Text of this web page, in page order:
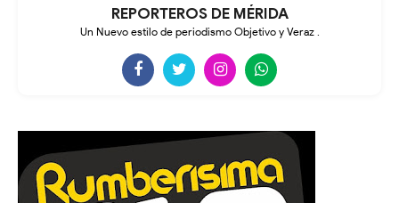
REPORTEROS DE MÉRIDA
Un Nuevo estilo de periodismo Objetivo y Veraz .